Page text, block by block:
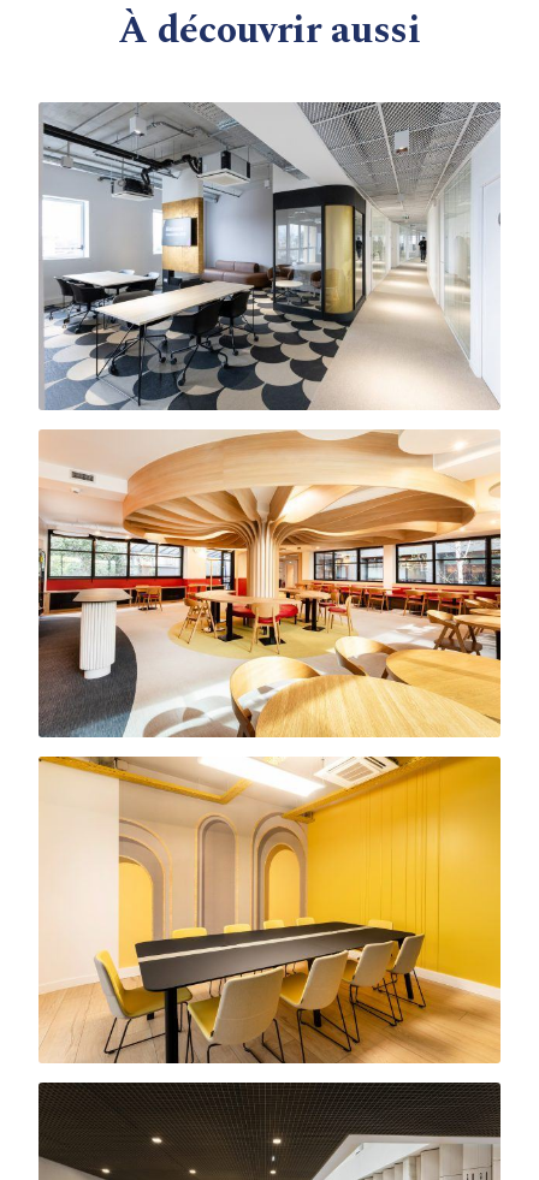
À découvrir aussi
2 000 m²
25 BM
Hôtel particulier · 1 200 m²
Scaleway
Siège social · 700 m²